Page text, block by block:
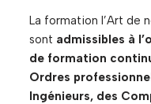
La formation l’Art de
sont admissibles à
de formation
Ordres
Ingénieurs, des